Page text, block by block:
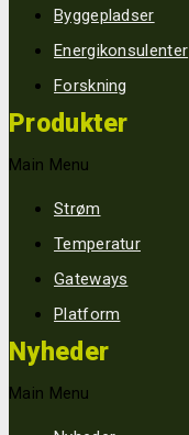
Byggepladser
Energikonsulenter
Forskning
Produkter
Main Menu
Strøm
Temperatur
Gateways
Platform
Nyheder
Main Menu